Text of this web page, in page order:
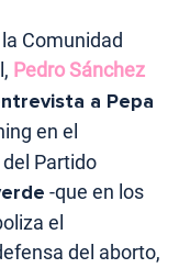
Comunidad
Pedro Sánchez
a Pepa
en el
Partido
-que en los
el
del aborto,